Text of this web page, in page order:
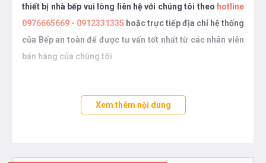
thiết bị nhà bếp vui lòng liên hệ với chúng tôi theo hotline
0976665669 - 0912331335 hoặc trực tiếp địa chỉ hệ thống
của Bếp an toàn để được tư vấn tốt nhất từ các nhân viên
bán hàng của chúng tôi
Xem thêm nội dung